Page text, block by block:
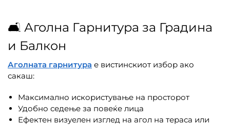
🛋️ Аголна Гарнитура за Градина
и Балкон
Аголната гарнитура е вистинскиот избор ако
сакаш:
Максимално искористување на просторот
Удобно седење за повеќе лица
Ефектен визуелен изглед на агол на тераса или